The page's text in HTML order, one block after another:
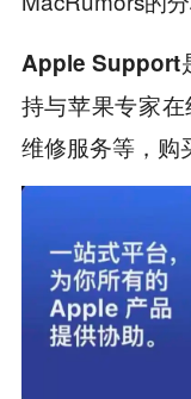
Apple Support
持与苹果专家
维修服务等，购